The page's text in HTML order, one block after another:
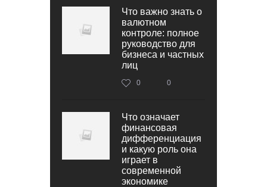
Что важно знать о
валютном
контроле: полное
руководство для
бизнеса и частных
лиц
0 0
Что означает
финансовая
дифференциация
и какую роль она
играет в
современной
экономике